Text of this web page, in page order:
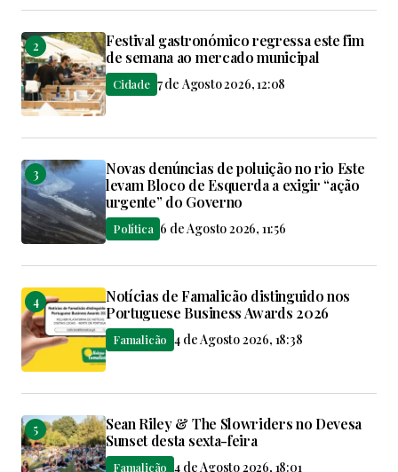
Festival gastronómico regressa este fim
de semana ao mercado municipal
Cidade 7 de Agosto 2026, 12:08
Novas denúncias de poluição no rio Este
levam Bloco de Esquerda a exigir “ação
urgente” do Governo
Política 6 de Agosto 2026, 11:56
Notícias de Famalicão distinguido nos
Portuguese Business Awards 2026
Famalicão 4 de Agosto 2026, 18:38
Sean Riley & The Slowriders no Devesa
Sunset desta sexta-feira
Famalicão 4 de Agosto 2026, 18:01